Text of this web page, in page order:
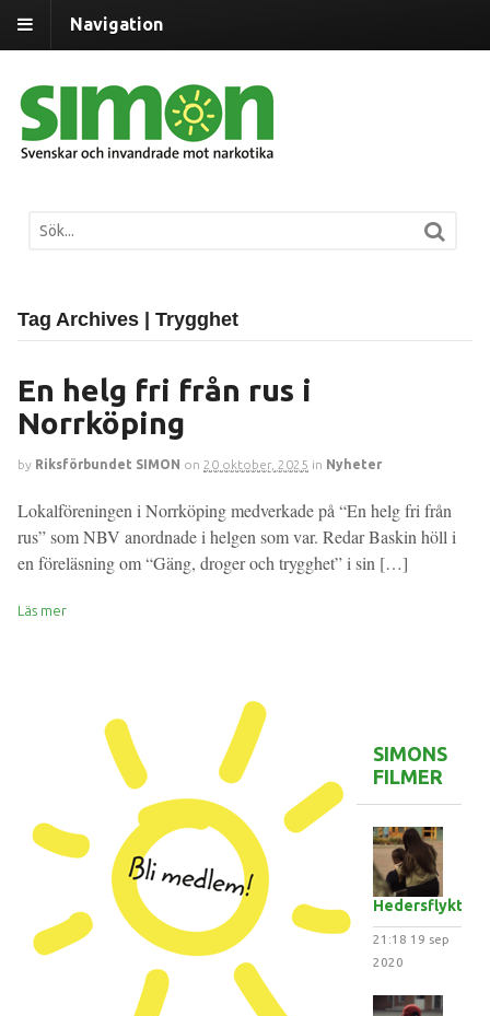
Navigation
Tag Archives | Trygghet
En helg fri från rus i
Norrköping
by Riksförbundet SIMON on 20 oktober, 2025 in Nyheter
Lokalföreningen i Norrköping medverkade på “En helg fri från
rus” som NBV anordnade i helgen som var. Redar Baskin höll i
en föreläsning om “Gäng, droger och trygghet” i sin […]
Läs mer
SIMONS
FILMER
Hedersflykten
21:18 19 sep
2020